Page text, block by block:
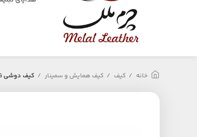
خانه کیف کیف همایش و سمینار کیف دوشی 1233G کد1